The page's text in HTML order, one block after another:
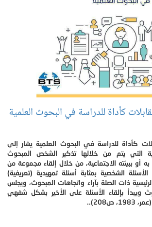
كأداة للدراسة في البحوث العلمية
كأداة للدراسة في البحوث العلمية يشار إلى
التي يتم من خلالها تذكير الشخص المبحوث
أو ببيئته الاجتماعية، من خلال إلقاء مجموعة من
الأسئلة الشخصية بمثابة أسئلة تمهيدية (تعريفية)
ذات الصلة بآراء واتجاهات المبحوث، ويجلس
ويبدأ بإلقاء الأسئلة على الأخير بشكل شفهي
ص208)..